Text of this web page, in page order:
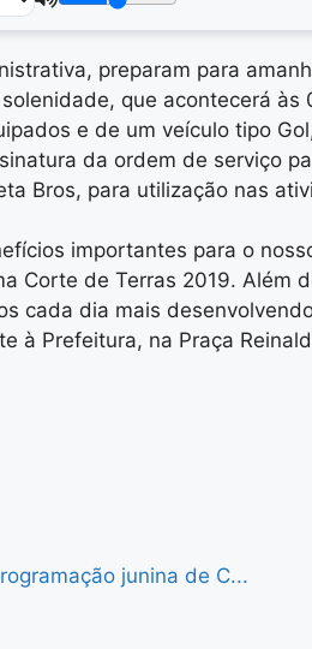
preparam para
que acontecerá
e de um veículo tipo
da ordem de serviço
Bros, para utilização nas
importantes para o
Corte de Terras 2019.
cada dia mais
à Prefeitura, na Praça
junina de C...